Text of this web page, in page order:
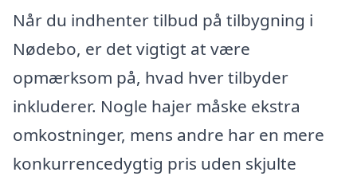
Når du indhenter tilbud på tilbygning i
Nødebo, er det vigtigt at være
opmærksom på, hvad hver tilbyder
inkluderer. Nogle hajer måske ekstra
omkostninger, mens andre har en mere
konkurrencedygtig pris uden skjulte